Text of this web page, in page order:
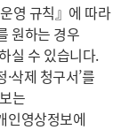
영 규칙』에 따라
원하는 경우
실 수 있습니다.
삭제 청구서’를
는
인영상정보에